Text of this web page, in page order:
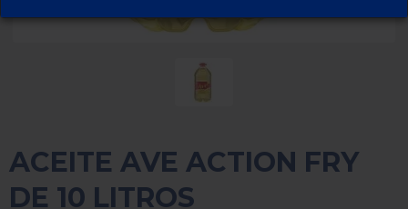
ACEITE AVE ACTION FRY
DE 10 LITROS